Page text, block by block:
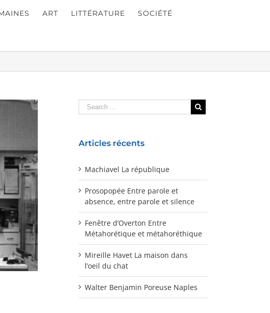
ART LITTÉRATURE SOCIÉTÉ
Articles récents
Machiavel La république
Prosopopée Entre parole et
absence, entre parole et silence
Fenêtre d’Overton Entre
Métahorétique et métahoréthique
Mireille Havet La maison dans
l’oeil du chat
Walter Benjamin Poreuse Naples